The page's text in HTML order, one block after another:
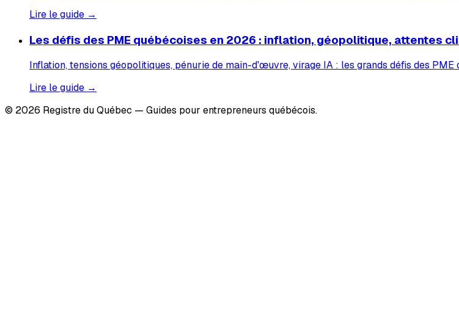
Lire le guide →
Les défis des PME québécoises en 2026 : inflation, géopolitique, attentes
Inflation, tensions géopolitiques, pénurie de main-d'œuvre, virage IA : les grands défis des
Lire le guide →
© 2026 Registre du Québec — Guides pour entrepreneurs québécois.